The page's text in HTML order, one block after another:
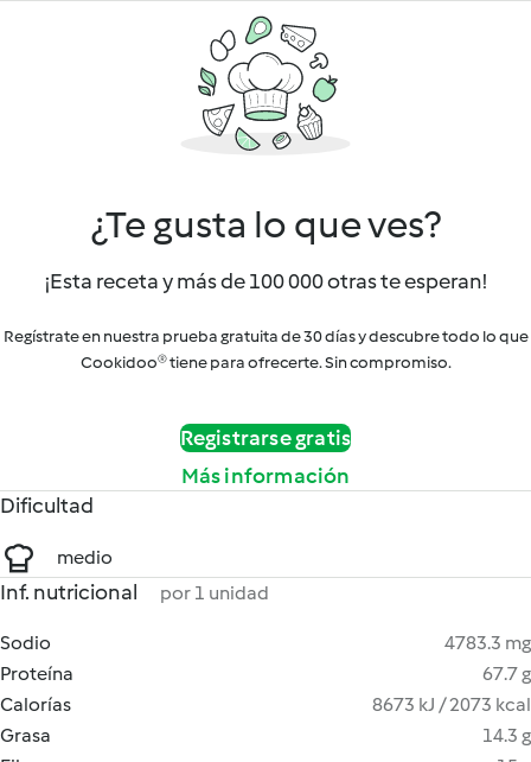
¿Te gusta lo que ves?
¡Esta receta y más de 100 000 otras te esperan!
Regístrate en nuestra prueba gratuita de 30 días y descubre todo lo que
Cookidoo® tiene para ofrecerte. Sin compromiso.
Registrarse gratis
Más información
Dificultad
medio
Inf. nutricional por 1 unidad
Sodio
4783.3 mg
Proteína
67.7 g
Calorías
8673 kJ / 2073 kcal
Grasa
14.3 g